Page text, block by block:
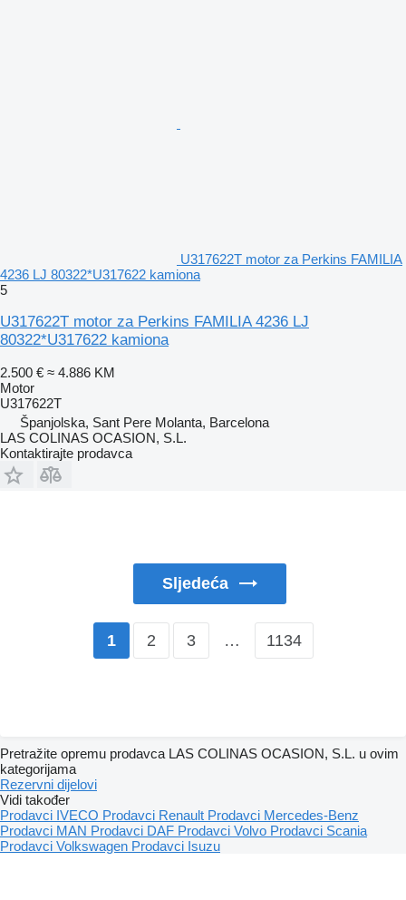
U317622T motor za Perkins FAMILIA
4236 LJ 80322*U317622 kamiona
5
U317622T motor za Perkins FAMILIA 4236 LJ
80322*U317622 kamiona
2.500 € ≈ 4.886 KM
Motor
U317622T
Španjolska, Sant Pere Molanta, Barcelona
LAS COLINAS OCASION, S.L.
Kontaktirajte prodavca
Sljedeća
1 2 3 … 1134
Pretražite opremu prodavca LAS COLINAS OCASION, S.L. u ovim
kategorijama
Rezervni dijelovi
Vidi također
Prodavci IVECO Prodavci Renault Prodavci Mercedes-Benz
Prodavci MAN Prodavci DAF Prodavci Volvo Prodavci Scania
Prodavci Volkswagen Prodavci Isuzu